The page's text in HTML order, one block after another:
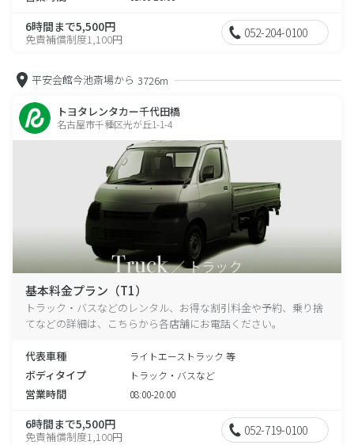
6時間まで5,500円
免責補償制度1,100円 052-204-0100
平安会館今池斎場から 3726m
トヨタレンタカー千代田橋
名古屋市千種区光が丘1-1-4
基本料金プラン（T1）
トラック・バスなどのレンタル、お得な割引料金や予約、乗り捨
てなどの詳細は、こちらから各店舗にお電話ください。
代表車種 ライトエーストラック 等
ボディタイプ トラック・バスなど
営業時間 08:00-20:00
6時間まで5,500円
免責補償制度1,100円 052-719-0100